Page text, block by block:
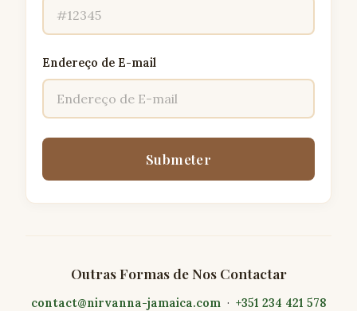
Endereço de E-mail
Submeter
Outras Formas de Nos Contactar
contact@nirvanna-jamaica.com· +351 234 421 578